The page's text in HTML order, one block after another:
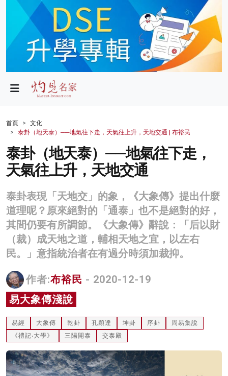
政局
財經
生活
健康
商業
科技
影片
名家榜
關於我們
首頁
文化
泰卦（地天泰）──地氣往下走，天氣往上升，天地交通 | 布裕民
泰卦（地天泰）──地氣往下走，
天氣往上升，天地交通
泰卦表現「天地交」的象，《大象傳》提出什麼
道理呢？原來絕對的「通泰」也不是絕對的好，
其間仍要有所調節。《大象傳》辭說：「后以財
（裁）成天地之道，輔相天地之宜，以左右
民。」意指統治者在有過分時須加裁抑。
作者:布裕民 - 2020-12-19
易大象傳淺說
易經 大象傳 乾卦 孔穎達 坤卦 序卦
周易集說
《禮記‧大學》
三陽開泰 交泰殿